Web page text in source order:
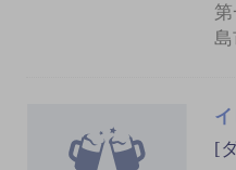
[